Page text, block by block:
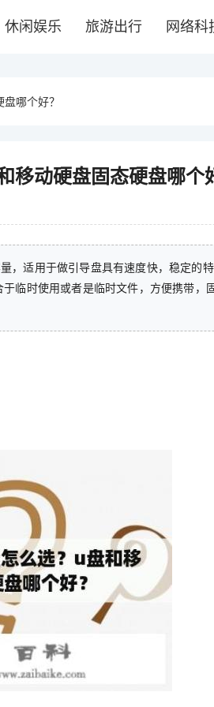
休闲娱乐 旅游出行 网络科
哪个好？
移动硬盘固态硬盘哪个
，适用于做引导盘具有速度快，稳定的
临时使用或者是临时文件，方便携带，